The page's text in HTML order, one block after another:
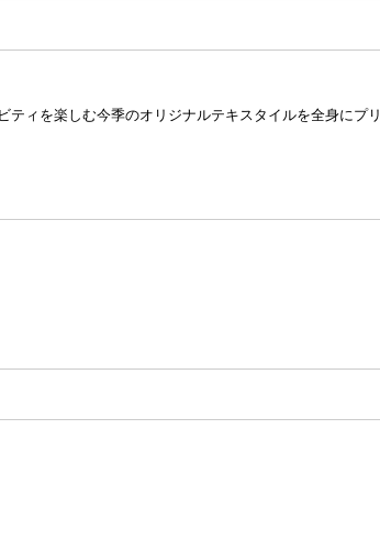
ィを楽しむ今季のオリジナルテキスタイルを全身にプリ